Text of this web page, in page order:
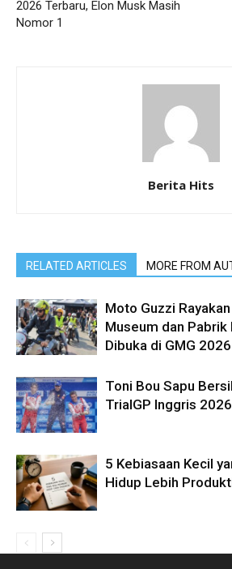
2026 Terbaru, Elon Musk Masih
Nomor 1
Berita Hits
RELATED ARTICLES MORE FROM
Moto Guzzi
Museum dan Pabrik
Dibuka di GMG 2026
Toni Bou Sapu
TrialGP Inggris 2026
5 Kebiasaan Kecil
Hidup Lebih